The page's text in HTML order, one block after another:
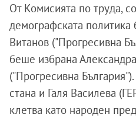
От Комисията по труда,
демографската
Витанов ("Прогресивна
беше избрана
("Прогресивна
стана и Галя Василева
клетва като народен